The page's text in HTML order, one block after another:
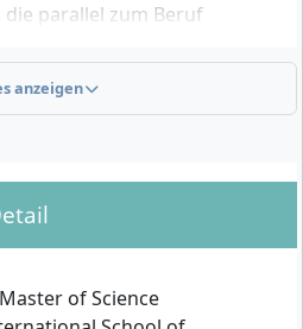
parallel zum Beruf
wollen.
zugelassen zu werden,
Bachelorstudium
anzeigen
of Science